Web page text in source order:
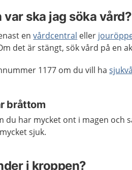
var ska jag söka vård?
envårdcentral eller
det är stängt, sök vård på en
1177 om du vill ha
bråttom
du har mycket ont i magen
sjuk.
i kroppen?